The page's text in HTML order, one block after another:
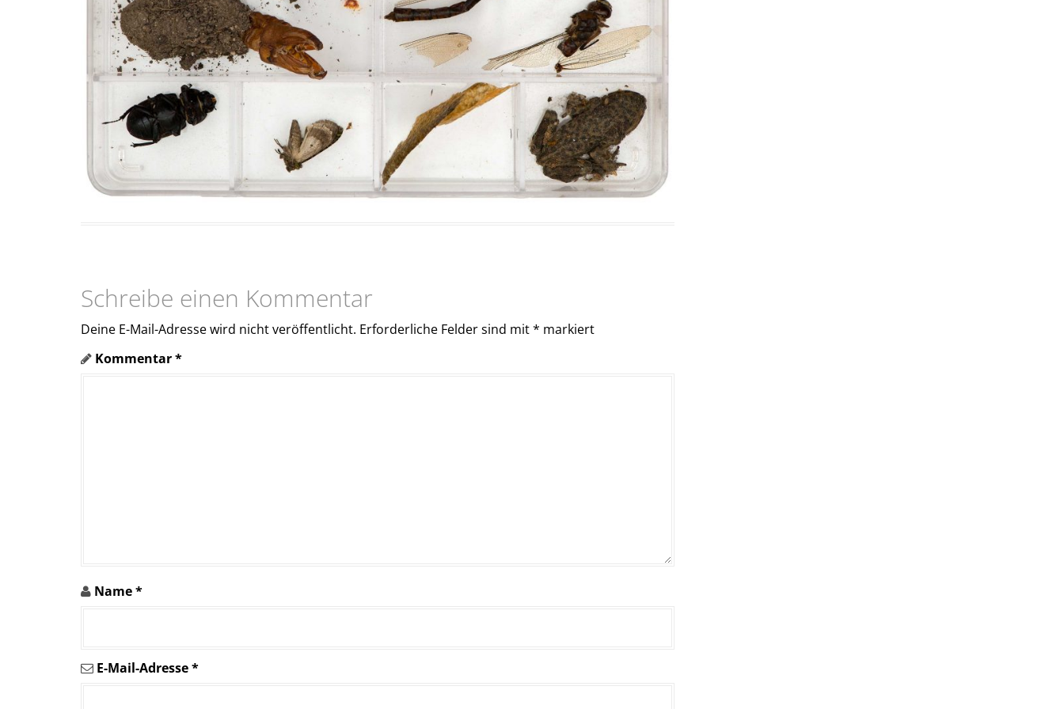
Schreibe einen Kommentar
Deine E-Mail-Adresse wird nicht veröffentlicht. Erforderliche Felder sind mit* markiert
Kommentar*
Name*
E-Mail-Adresse*